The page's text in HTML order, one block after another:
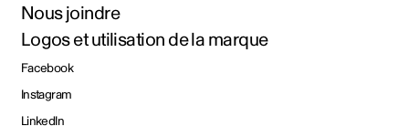
Nous joindre
Logos et utilisation de la marque
Facebook
Instagram
LinkedIn